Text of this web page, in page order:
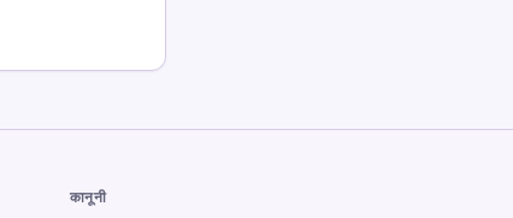
कानूनी